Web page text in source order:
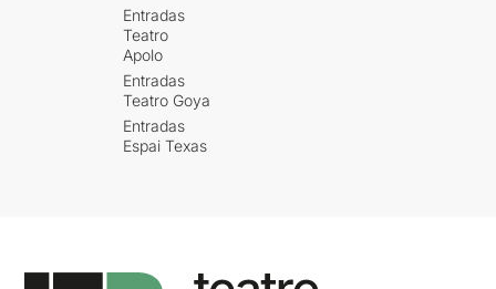
Entradas
Teatro
Apolo
Entradas
Teatro Goya
Entradas
Espai Texas